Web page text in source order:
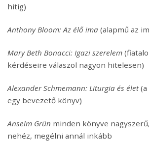
hitig)
Anthony Bloom: Az élő ima (alapmű az
Mary Beth Bonacci: Igazi szerelem
kérdéseire válaszol nagyon hitelesen)
Alexander Schmemann: Liturgia és élet(a
egy bevezető könyv)
Anselm Grün minden könyve
nehéz, megélni annál inkább